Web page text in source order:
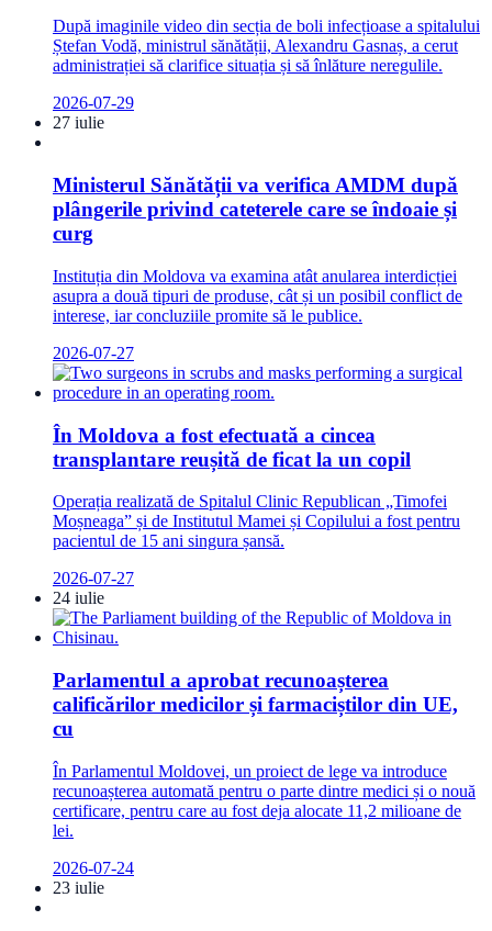
După imaginile video din secția de boli infecțioase a spitalului
Ștefan Vodă, ministrul sănătății, Alexandru Gasnaș, a cerut
administrației să clarifice situația și să înlăture neregulile.
2026-07-29
27 iulie
Ministerul Sănătății va verifica AMDM după
plângerile privind cateterele care se îndoaie și
curg
Instituția din Moldova va examina atât anularea interdicției
asupra a două tipuri de produse, cât și un posibil conflict de
interese, iar concluziile promite să le publice.
2026-07-27
În Moldova a fost efectuată a cincea
transplantare reușită de ficat la un copil
Operația realizată de Spitalul Clinic Republican „Timofei
Moșneaga” și de Institutul Mamei și Copilului a fost pentru
pacientul de 15 ani singura șansă.
2026-07-27
24 iulie
Parlamentul a aprobat recunoașterea
calificărilor medicilor și farmaciștilor din UE,
cu
În Parlamentul Moldovei, un proiect de lege va introduce
recunoașterea automată pentru o parte dintre medici și o nouă
certificare, pentru care au fost deja alocate 11,2 milioane de
lei.
2026-07-24
23 iulie